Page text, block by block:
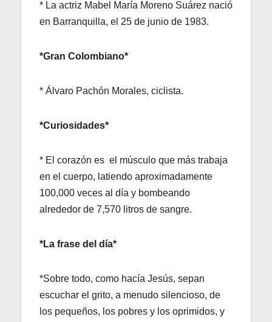
* La actriz Mabel María Moreno Suárez nació
en Barranquilla, el 25 de junio de 1983.
*Gran Colombiano*
* Álvaro Pachón Morales, ciclista.
*Curiosidades*
* El corazón es el músculo que más trabaja
en el cuerpo, latiendo aproximadamente
100,000 veces al día y bombeando
alrededor de 7,570 litros de sangre.
*La frase del día*
*Sobre todo, como hacía Jesús, sepan
escuchar el grito, a menudo silencioso, de
los pequeños, los pobres y los oprimidos, y